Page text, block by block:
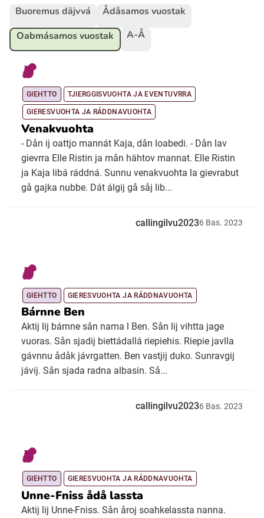
Ubmejesámiengiälla (Umesamiska)
Arli (Romska)
Resanderomani (Romska)
Kelderash (Romska)
Buoremus däjvvá
Ådåsamos vuostak
Oabmásamos vuostak
A-Å
GIEHTTO TJIERGGISVUOHTA JA EVENTUVRRA
GIERESVUOHTA JA RÁDDNAVUOHTA
Venakvuohta
- Dån ij oattjo mannát Kaja, dån loabedi. - Dån lav
gievrra Elle Ristin ja mån hähtov mannat. Elle Ristin
ja Kaja libá ráddná. Sunnu venakvuohta la gievrabut
gå gajka nubbe. Dát álgij gå såj lib...
callingilvu20236 Bas. 2023
GIEHTTO GIERESVUOHTA JA RÁDDNAVUOHTA
Bárnne Ben
Aktij lij bárnne sån nama l Ben. Sån lij vihtta jage
vuoras. Sån sjadij biettádallá riepiehis. Riepie javlla
gávnnu ådåk jávrgatten. Ben vastjij duko. Sunravgij
jávij. Sån sjada radna albasin. Så...
callingilvu20236 Bas. 2023
GIEHTTO GIERESVUOHTA JA RÁDDNAVUOHTA
Unne-Fniss ådå lassta
Aktij lij Unne-Fniss. Sån åroj soahkelassta nanna.